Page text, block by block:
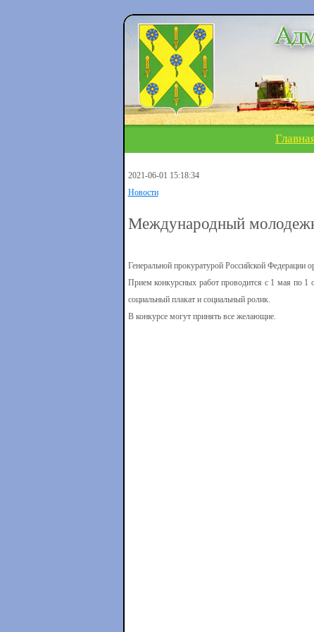
2021-06-01 15:18:34
Новости
Международный
Генеральной прокуратурой Российской
Прием конкурсных работ проводится с 1 мая по 1
социальный плакат и социальный ролик.
В конкурсе могут принять все желающие.